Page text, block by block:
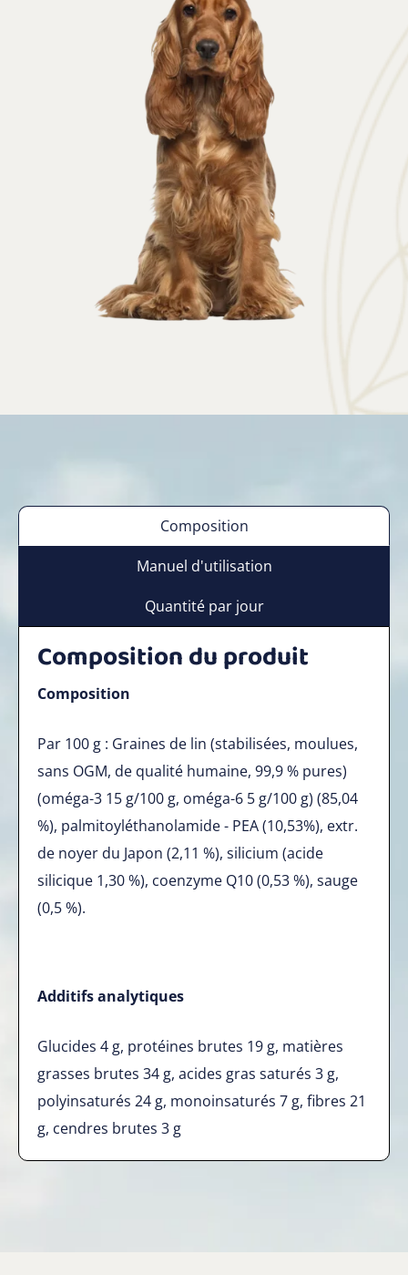
Composition
Manuel d'utilisation
Quantité par jour
Composition du produit
Composition
Par 100 g : Graines de lin (stabilisées, moulues,
sans OGM, de qualité humaine, 99,9 % pures)
(oméga-3 15 g/100 g, oméga-6 5 g/100 g) (85,04
%), palmitoyléthanolamide - PEA (10,53%), extr.
de noyer du Japon (2,11 %), silicium (acide
silicique 1,30 %), coenzyme Q10 (0,53 %), sauge
(0,5 %).
Additifs analytiques
Glucides 4 g, protéines brutes 19 g, matières
grasses brutes 34 g, acides gras saturés 3 g,
polyinsaturés 24 g, monoinsaturés 7 g, fibres 21
g, cendres brutes 3 g